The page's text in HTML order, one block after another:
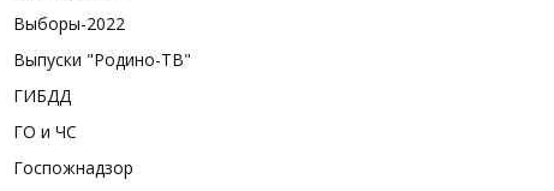
Выборы-2022
Выпуски "Родино-ТВ"
ГИБДД
ГО и ЧС
Госпожнадзор